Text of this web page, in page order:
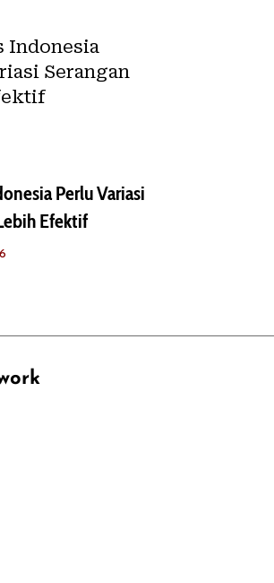
Perlu Variasi
Efektif